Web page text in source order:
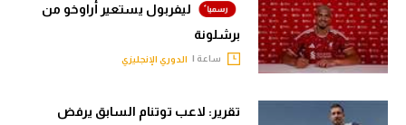
ليفربول يستعير أراوخو من
برشلونة
ساعة | الدوري الإنجليزي
تقرير: لاعب توتنام السابق يرفض